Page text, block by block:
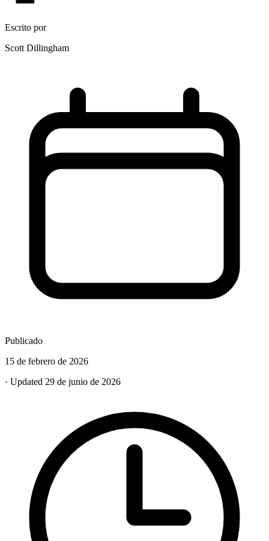
Escrito por
Scott Dillingham
Publicado
15 de febrero de 2026
· Updated 29 de junio de 2026